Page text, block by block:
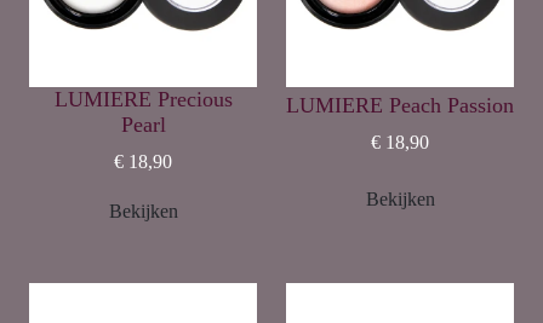
LUMIERE Precious
Pearl
€ 18,90
Bekijken
LUMIERE Peach Passion
€ 18,90
Bekijken